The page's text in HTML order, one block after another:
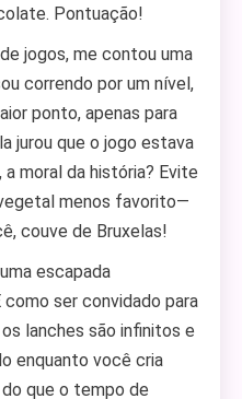
Pontuação!
jogos, me contou uma
correndo por um nível,
ponto, apenas para
jurou que o jogo estava
moral da história? Evite
menos favorito—
couve de Bruxelas!
escapada
ser convidado para
lanches são infinitos e
enquanto você cria
que o tempo de